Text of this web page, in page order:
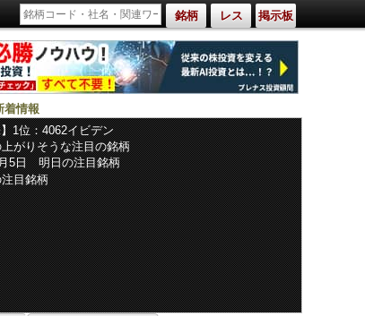
銘柄 レス 掲示板
着情報
1位：4062イビデン
がりそうな注目の銘柄
5日 明日の注目銘柄
目銘柄